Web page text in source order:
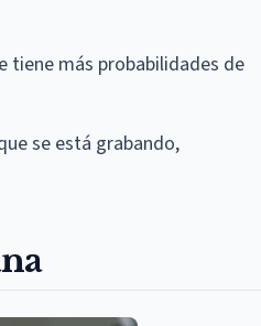
tiene más probabilidades de
se está grabando,